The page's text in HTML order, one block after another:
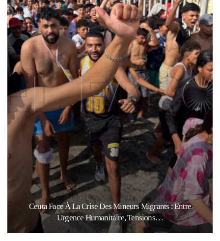
Ceuta Face À La Crise Des Mineurs Migrants : Entre
Urgence Humanitaire, Tensions…